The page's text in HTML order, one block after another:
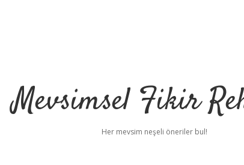
Mevsimsel Fikir
Her mevsim neşeli öneriler bul!